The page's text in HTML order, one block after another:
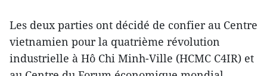
Les deux parties ont décidé de confier au Centre
vietnamien pour la quatrième révolution
industrielle à Hô Chi Minh-Ville (HCMC C4IR) et